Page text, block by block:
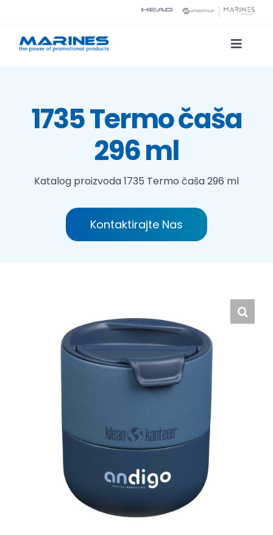
content
Toggle
Tehnologije tiska
1735 Termo čaša
296 ml
Katalog proizvoda1735 Termo čaša 296 ml
Kontaktirajte Nas